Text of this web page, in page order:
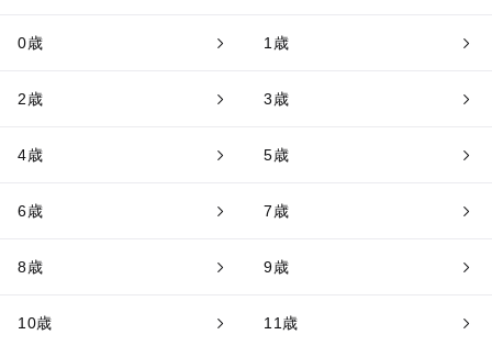
0歳 1歳
2歳 3歳
4歳 5歳
6歳 7歳
8歳 9歳
10歳 11歳